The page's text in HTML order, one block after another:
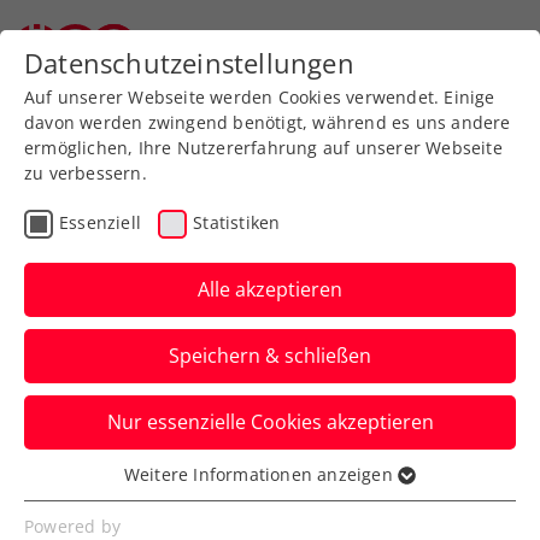
Zurück zur Newsübersicht
Verbands-Info
Ein Kennenlernen des
neuen Tennis-Europe-
Präsidenten
Der ÖTV ist bei der Tennis-Europe-
Generalversammlung in Portoroz
mittendrin statt nur dabei.
Verfasst von: Manuel Wachta, 25.03.2024
Datenschutzeinstellungen
Auf unserer Webseite werden Cookies verwendet. Einige
davon werden zwingend benötigt, während es uns andere
ermöglichen, Ihre Nutzererfahrung auf unserer Webseite
zu verbessern.
Essenziell Statistiken
Alle akzeptieren
Speichern & schließen
Nur essenzielle Cookies akzeptieren
Essenziell
Essenzielle Cookies werden für grundlegende
Weitere Informationen anzeigen
Powered by